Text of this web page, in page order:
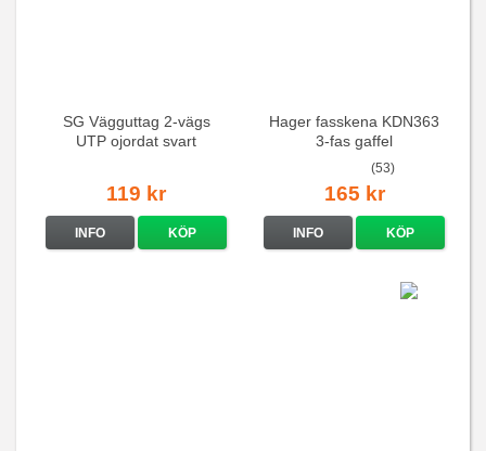
SG Vägguttag 2-vägs
UTP ojordat svart
119 kr
INFO KÖP
Hager fasskena KDN363
3-fas gaffel
(53)
165 kr
INFO KÖP